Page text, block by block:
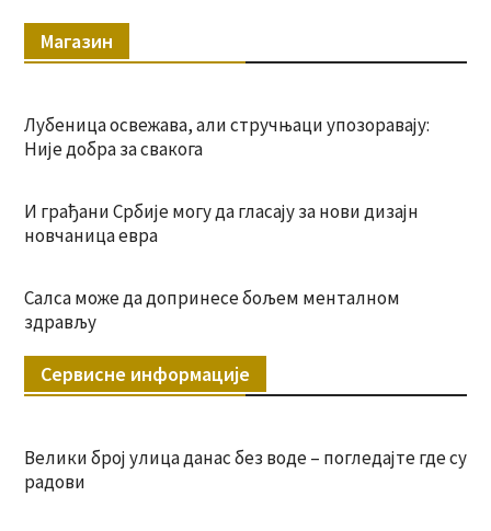
Магазин
Лубеница освежава, али стручњаци упозоравају:
Није добра за свакога
И грађани Србије могу да гласају за нови дизајн
новчаница евра
Салса може да допринесе бољем менталном
здрављу
Сервисне информације
Велики број улица данас без воде – погледајте где су
радови